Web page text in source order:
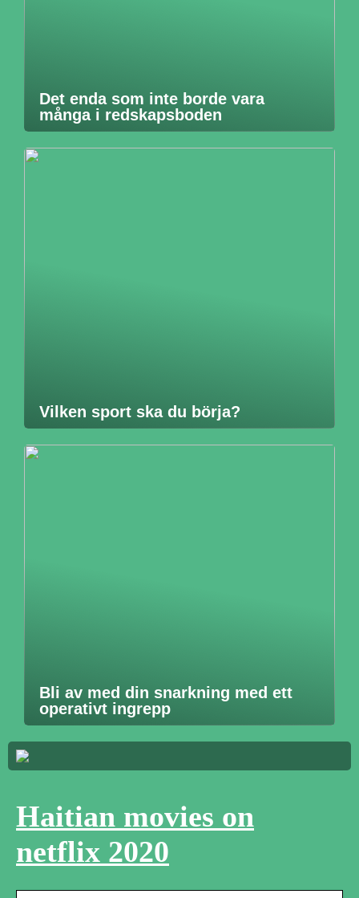
Det enda som inte borde vara
många i redskapsboden
Vilken sport ska du börja?
Bli av med din snarkning med ett
operativt ingrepp
Haitian movies on
netflix 2020